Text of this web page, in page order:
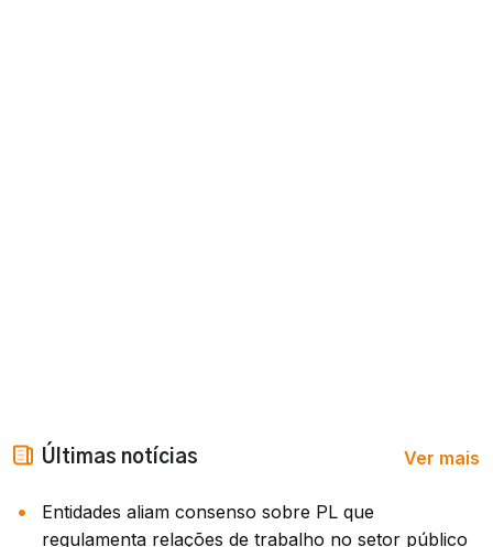
Últimas notícias Ver mais
Entidades aliam consenso sobre PL que
regulamenta relações de trabalho no setor público